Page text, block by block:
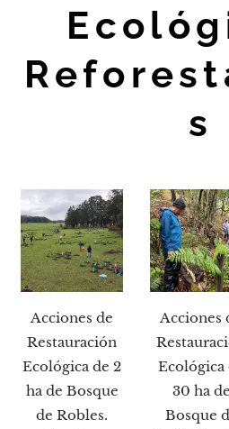
s
Acciones de
Restauración
Ecológica de 2
ha de Bosque
de Robles.
Acciones
Ecológica
30 ha de
Bosque